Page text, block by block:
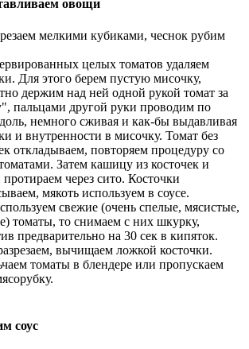
овощи
мелкими кубиками, чеснок рубим
целых томатов удаляем
Для этого берем пустую мисочку,
держим над ней одной рукой томат за
пальцами другой руки проводим по
немного сживая и как-бы выдавливая
и внутренности в мисочку. Томат без
откладываем, повторяем процедуру со
Затем кашицу из косточек и
протираем через сито. Косточки
мякоть используем в соусе.
свежие (очень спелые, мясистые,
томаты, то снимаем с них шкурку,
предварительно на 30 сек в кипяток.
вычищаем ложкой косточки.
томаты в блендере или пропускаем
соус